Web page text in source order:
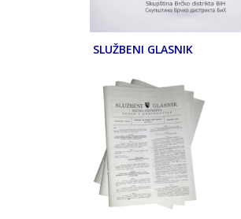
SLUŽBENI GLASNIK